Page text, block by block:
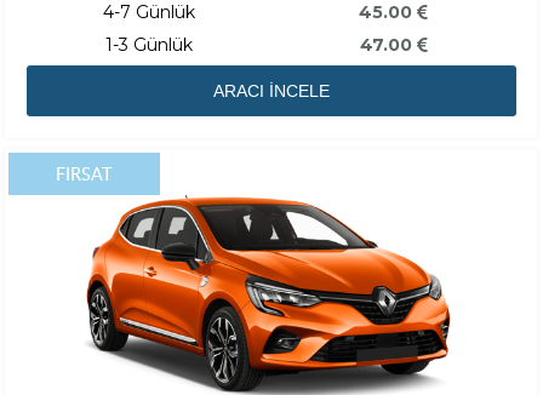
4-7 Günlük
1-3 Günlük
45.00
47.00
ARACI İNCELE
FIRSAT